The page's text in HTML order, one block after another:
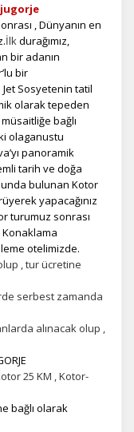
, Dünyanın en
İlkdurağımız,
bir adanın
bir
Sosyetenin tatil
olarak tepeden
bağlı
olaganustu
panoramik
tarih ve doğa
bulunan Kotor
yapacağınız
turumuz sonrası
Konaklama
otelimizde.
, tur ücretine
serbest zamanda
alınacak olup ,
25 KM , Kotor-
bağlı olarak